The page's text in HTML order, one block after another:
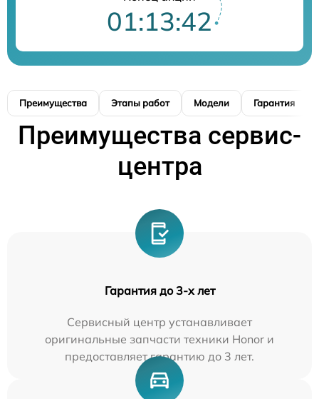
01:13:41
Преимущества Этапы работ Модели Гарантия
Преимущества сервис-
центра
Гарантия до 3-х лет
Сервисный центр устанавливает
оригинальные запчасти техники Honor и
предоставляет гарантию до 3 лет.